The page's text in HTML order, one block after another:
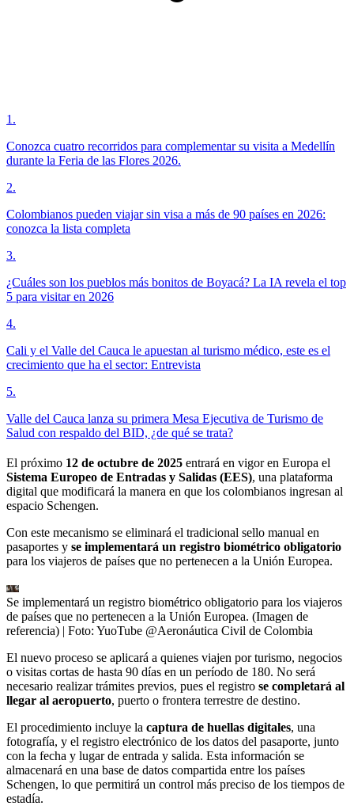
1 .
Conozca cuatro recorridos para complementar su visita a Medellín
durante la Feria de las Flores 2026.
2.
Colombianos pueden viajar sin visa a más de 90 países en 2026:
conozca la lista completa
3.
¿Cuáles son los pueblos más bonitos de Boyacá? La IA revela el top
5 para visitar en 2026
4.
Cali y el Valle del Cauca le apuestan al turismo médico, este es el
crecimiento que ha el sector: Entrevista
5.
Valle del Cauca lanza su primera Mesa Ejecutiva de Turismo de
Salud con respaldo del BID, ¿de qué se trata?
El próximo 12 de octubre de 2025 entrará en vigor en Europa el
Sistema Europeo de Entradas y Salidas (EES), una plataforma
digital que modificará la manera en que los colombianos ingresan al
espacio Schengen.
Con este mecanismo se eliminará el tradicional sello manual en
pasaportes y se implementará un registro biométrico obligatorio
para los viajeros de países que no pertenecen a la Unión Europea.
Se implementará un registro biométrico obligatorio para los viajeros
de países que no pertenecen a la Unión Europea. (Imagen de
referencia) | Foto: YuoTube @Aeronáutica Civil de Colombia
El nuevo proceso se aplicará a quienes viajen por turismo, negocios
o visitas cortas de hasta 90 días en un período de 180. No será
necesario realizar trámites previos, pues el registro se completará al
llegar al aeropuerto, puerto o frontera terrestre de destino.
El procedimiento incluye la captura de huellas digitales, una
fotografía, y el registro electrónico de los datos del pasaporte, junto
con la fecha y lugar de entrada y salida. Esta información se
almacenará en una base de datos compartida entre los países
Schengen, lo que permitirá un control más preciso de los tiempos de
estadía.